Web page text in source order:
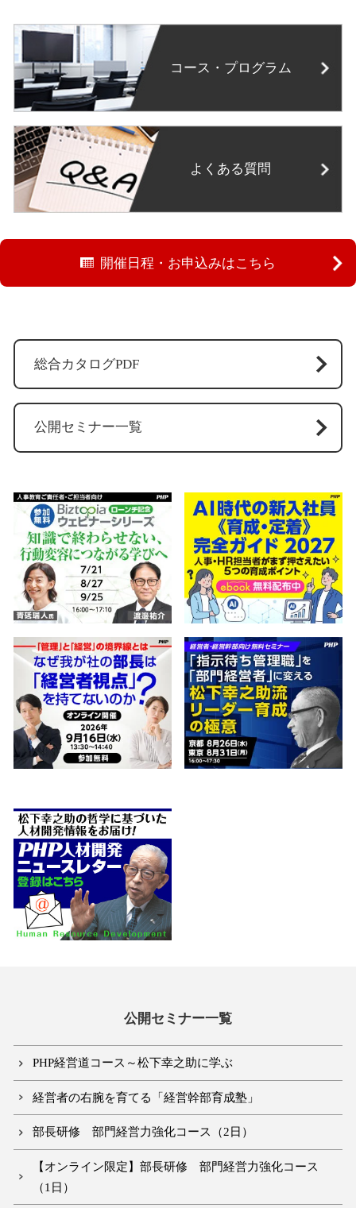
コース・プログラム
よくある質問
開催日程・お申込みはこちら
総合カタログPDF
公開セミナー一覧
公開セミナー一覧
PHP経営道コース～松下幸之助に学ぶ
経営者の右腕を育てる「経営幹部育成塾」
部長研修 部門経営力強化コース（2日）
【オンライン限定】部長研修 部門経営力強化コース
（1日）